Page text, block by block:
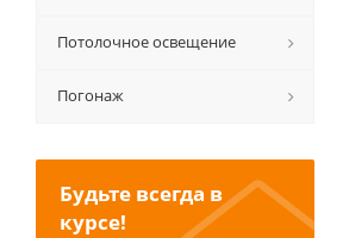
Потолочное освещение
Погонаж
Будьте всегда в
курсе!